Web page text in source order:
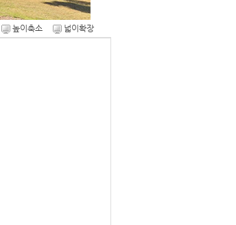
넓이확장
높이축소